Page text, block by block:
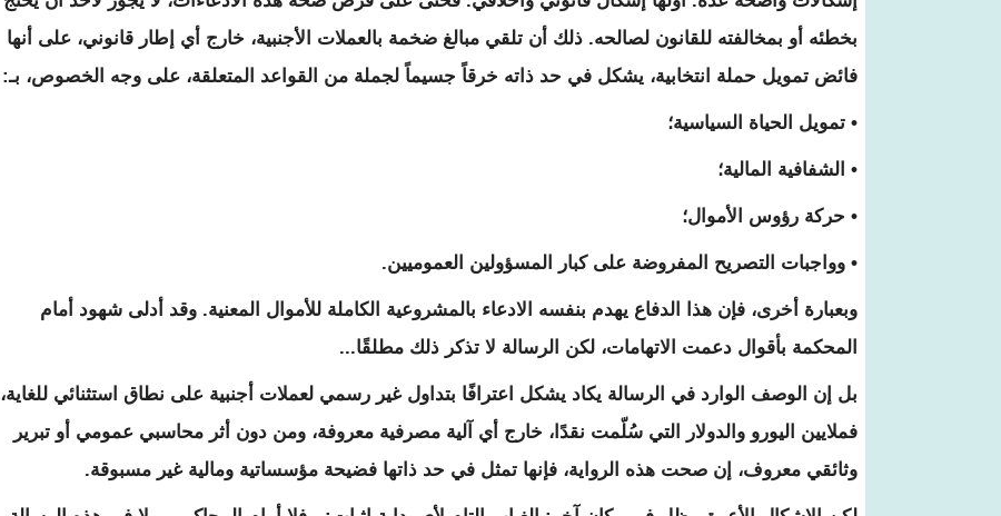
بخطئه أو بمخالفته للقانون لصالحه. ذلك أن تلقي مبالغ ضخمة بالعملات الأجنبية، خارج أي إطار قانوني، على أنها
فائض تمويل حملة انتخابية، يشكل في حد ذاته خرقاً جسيماً لجملة من القواعد المتعلقة، على وجه الخصوص، بـ:
• تمويل الحياة السياسية؛
• الشفافية المالية؛
• حركة رؤوس الأموال؛
• وواجبات التصريح المفروضة على كبار المسؤولين العموميين.
وبعبارة أخرى، فإن هذا الدفاع يهدم بنفسه الادعاء بالمشروعية الكاملة للأموال المعنية. وقد أدلى شهود أمام
المحكمة بأقوال دعمت الاتهامات، لكن الرسالة لا تذكر ذلك مطلقًا...
بل إن الوصف الوارد في الرسالة يكاد يشكل اعترافًا بتداول غير رسمي لعملات أجنبية على نطاق استثنائي للغاية،
فملايين اليورو والدولار التي سُلّمت نقدًا، خارج أي آلية مصرفية معروفة، ومن دون أثر محاسبي عمومي أو تبرير
وثائقي معروف، إن صحت هذه الرواية، فإنها تمثل في حد ذاتها فضيحة مؤسساتية ومالية غير مسبوقة.